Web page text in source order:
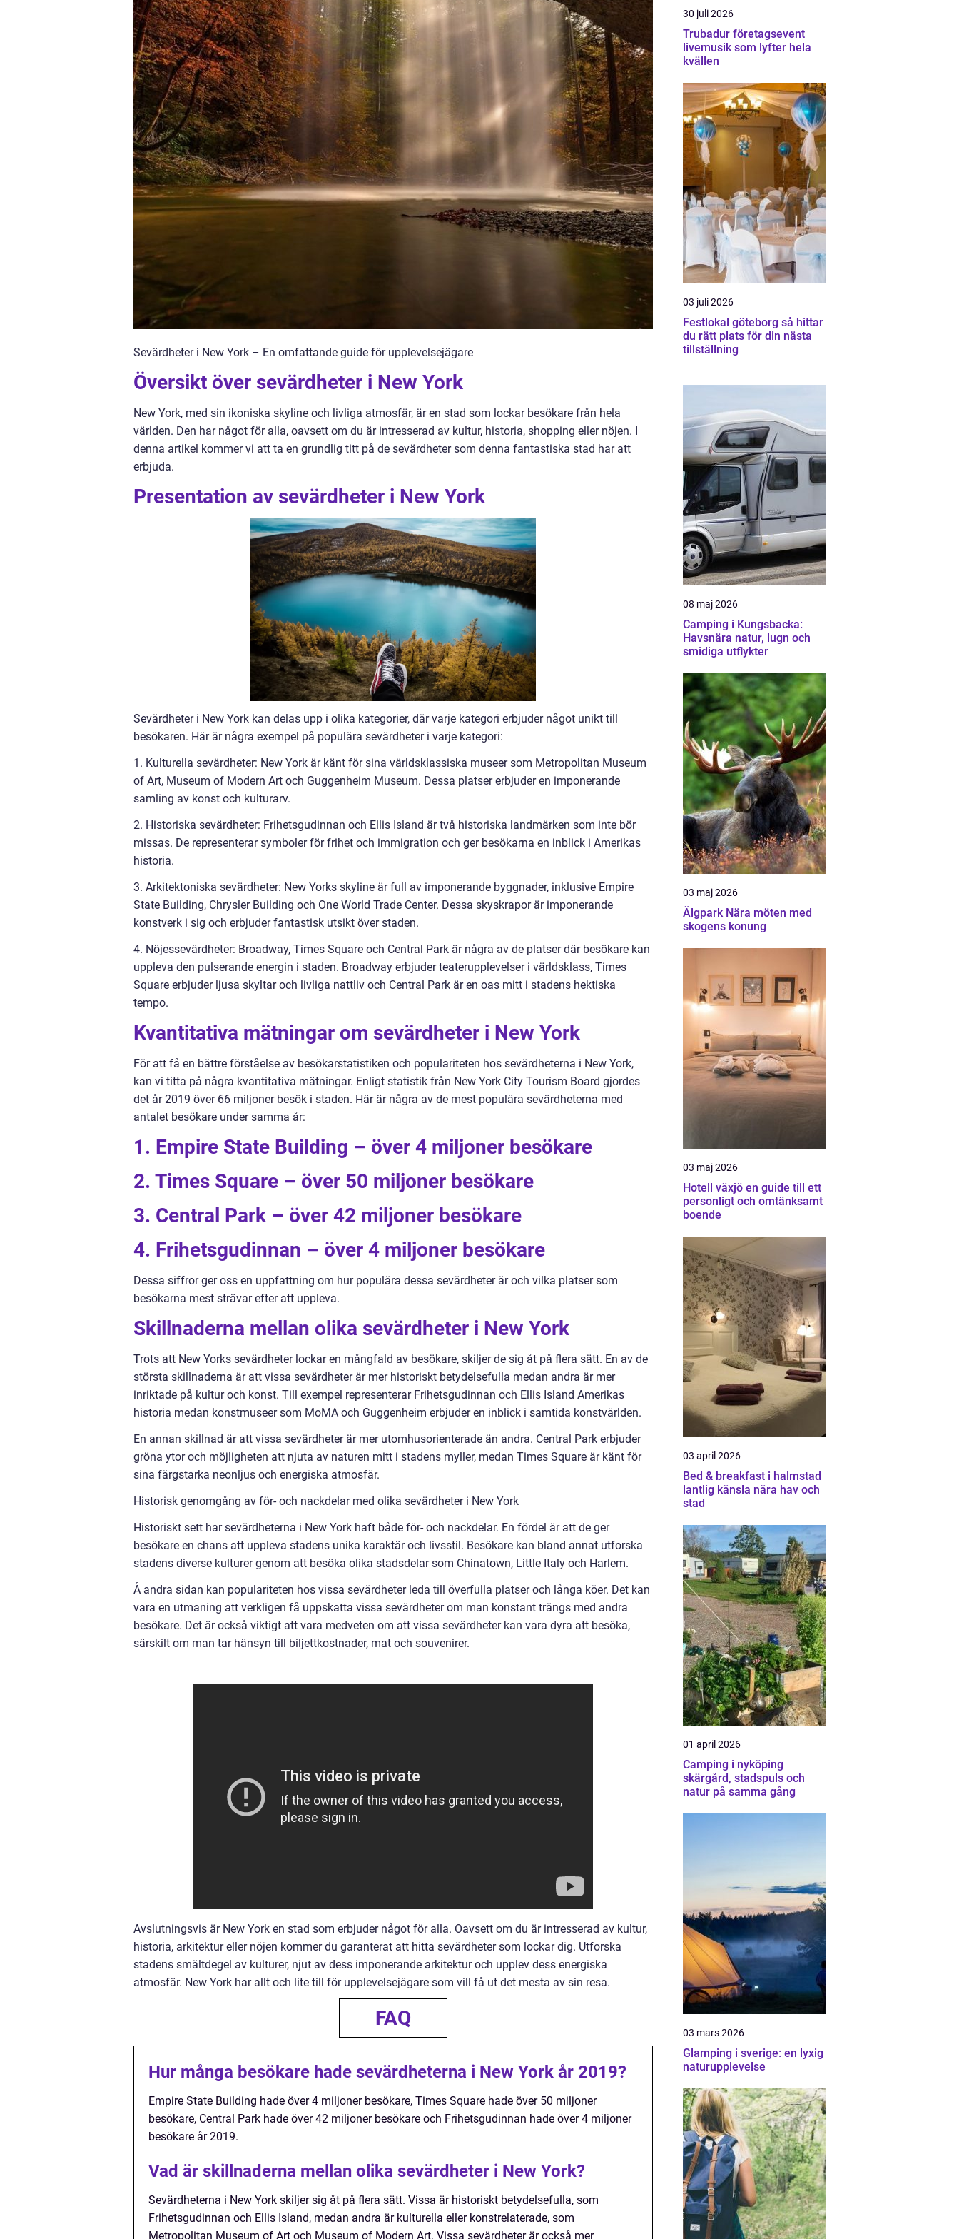
Sevärdheter i New York – En omfattande guide för upplevelsejägare
Översikt över sevärdheter i New York
New York, med sin ikoniska skyline och livliga atmosfär, är en stad som lockar besökare från hela
världen. Den har något för alla, oavsett om du är intresserad av kultur, historia, shopping eller nöjen. I
denna artikel kommer vi att ta en grundlig titt på de sevärdheter som denna fantastiska stad har att
erbjuda.
Presentation av sevärdheter i New York
Sevärdheter i New York kan delas upp i olika kategorier, där varje kategori erbjuder något unikt till
besökaren. Här är några exempel på populära sevärdheter i varje kategori:
1. Kulturella sevärdheter: New York är känt för sina världsklassiska museer som Metropolitan Museum
of Art, Museum of Modern Art och Guggenheim Museum. Dessa platser erbjuder en imponerande
samling av konst och kulturarv.
2. Historiska sevärdheter: Frihetsgudinnan och Ellis Island är två historiska landmärken som inte bör
missas. De representerar symboler för frihet och immigration och ger besökarna en inblick i Amerikas
historia.
3. Arkitektoniska sevärdheter: New Yorks skyline är full av imponerande byggnader, inklusive Empire
State Building, Chrysler Building och One World Trade Center. Dessa skyskrapor är imponerande
konstverk i sig och erbjuder fantastisk utsikt över staden.
4. Nöjessevärdheter: Broadway, Times Square och Central Park är några av de platser där besökare kan
uppleva den pulserande energin i staden. Broadway erbjuder teaterupplevelser i världsklass, Times
Square erbjuder ljusa skyltar och livliga nattliv och Central Park är en oas mitt i stadens hektiska
tempo.
Kvantitativa mätningar om sevärdheter i New York
För att få en bättre förståelse av besökarstatistiken och populariteten hos sevärdheterna i New York,
kan vi titta på några kvantitativa mätningar. Enligt statistik från New York City Tourism Board gjordes
det år 2019 över 66 miljoner besök i staden. Här är några av de mest populära sevärdheterna med
antalet besökare under samma år:
1. Empire State Building – över 4 miljoner besökare
2. Times Square – över 50 miljoner besökare
3. Central Park – över 42 miljoner besökare
4. Frihetsgudinnan – över 4 miljoner besökare
Dessa siffror ger oss en uppfattning om hur populära dessa sevärdheter är och vilka platser som
besökarna mest strävar efter att uppleva.
Skillnaderna mellan olika sevärdheter i New York
Trots att New Yorks sevärdheter lockar en mångfald av besökare, skiljer de sig åt på flera sätt. En av de
största skillnaderna är att vissa sevärdheter är mer historiskt betydelsefulla medan andra är mer
inriktade på kultur och konst. Till exempel representerar Frihetsgudinnan och Ellis Island Amerikas
historia medan konstmuseer som MoMA och Guggenheim erbjuder en inblick i samtida konstvärlden.
En annan skillnad är att vissa sevärdheter är mer utomhusorienterade än andra. Central Park erbjuder
gröna ytor och möjligheten att njuta av naturen mitt i stadens myller, medan Times Square är känt för
sina färgstarka neonljus och energiska atmosfär.
Historisk genomgång av för- och nackdelar med olika sevärdheter i New York
Historiskt sett har sevärdheterna i New York haft både för- och nackdelar. En fördel är att de ger
besökare en chans att uppleva stadens unika karaktär och livsstil. Besökare kan bland annat utforska
stadens diverse kulturer genom att besöka olika stadsdelar som Chinatown, Little Italy och Harlem.
Å andra sidan kan populariteten hos vissa sevärdheter leda till överfulla platser och långa köer. Det kan
vara en utmaning att verkligen få uppskatta vissa sevärdheter om man konstant trängs med andra
besökare. Det är också viktigt att vara medveten om att vissa sevärdheter kan vara dyra att besöka,
särskilt om man tar hänsyn till biljettkostnader, mat och souvenirer.
Avslutningsvis är New York en stad som erbjuder något för alla. Oavsett om du är intresserad av kultur,
historia, arkitektur eller nöjen kommer du garanterat att hitta sevärdheter som lockar dig. Utforska
stadens smältdegel av kulturer, njut av dess imponerande arkitektur och upplev dess energiska
atmosfär. New York har allt och lite till för upplevelsejägare som vill få ut det mesta av sin resa.
FAQ
Hur många besökare hade sevärdheterna i New York år 2019?
Empire State Building hade över 4 miljoner besökare, Times Square hade över 50 miljoner
besökare, Central Park hade över 42 miljoner besökare och Frihetsgudinnan hade över 4 miljoner
besökare år 2019.
Vad är skillnaderna mellan olika sevärdheter i New York?
Sevärdheterna i New York skiljer sig åt på flera sätt. Vissa är historiskt betydelsefulla, som
Frihetsgudinnan och Ellis Island, medan andra är kulturella eller konstrelaterade, som
Metropolitan Museum of Art och Museum of Modern Art. Vissa sevärdheter är också mer
30 juli 2026
Trubadur företagsevent
livemusik som lyfter hela
kvällen
03 juli 2026
Festlokal göteborg så hittar
du rätt plats för din nästa
tillställning
08 maj 2026
Camping i Kungsbacka:
Havsnära natur, lugn och
smidiga utflykter
03 maj 2026
Älgpark Nära möten med
skogens konung
03 maj 2026
Hotell växjö en guide till ett
personligt och omtänksamt
boende
03 april 2026
Bed & breakfast i halmstad
lantlig känsla nära hav och
stad
01 april 2026
Camping i nyköping
skärgård, stadspuls och
natur på samma gång
03 mars 2026
Glamping i sverige: en lyxig
naturupplevelse